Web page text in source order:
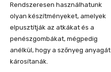
Rendszeresen használhatunk
olyan készítményeket, amelyek
elpusztítják az atkákat és a
penészgombákat, mégpedig
anélkül, hogy a szőnyeg anyagát
károsítanák.